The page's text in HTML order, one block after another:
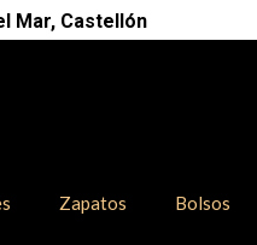
Mar, Castellón
Zapatos
Bolsos